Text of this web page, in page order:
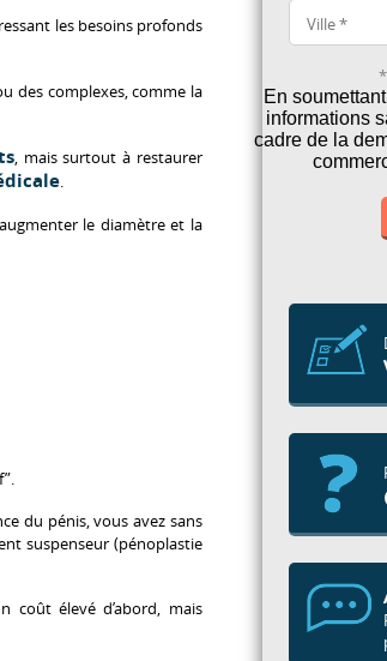
les besoins profonds
des complexes, comme la
, mais surtout à restaurer
.
le diamètre et la
du pénis, vous avez sans
suspenseur (pénoplastie
coût élevé d’abord, mais
En
informations
cadre de la